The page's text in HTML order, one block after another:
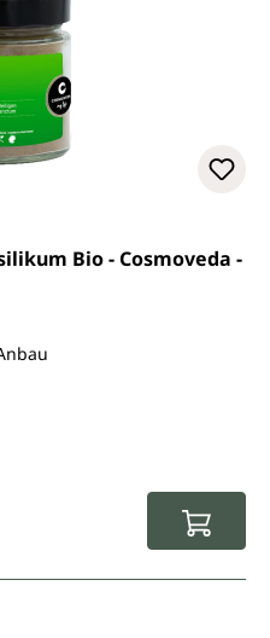
von 5 von 5 Sternen
Bio - Cosmoveda -